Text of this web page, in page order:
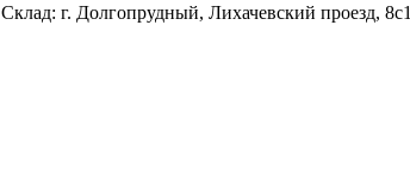
Склад: г. Долгопрудный, Лихачевский проезд, 8c1